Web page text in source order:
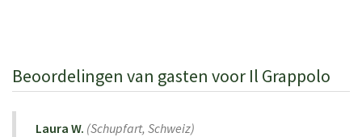
Beoordelingen van gasten voor Il Grappolo
Laura W. (Schupfart, Schweiz)